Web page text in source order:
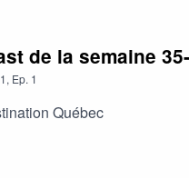
de la semaine
1, Ep. 1
Québec